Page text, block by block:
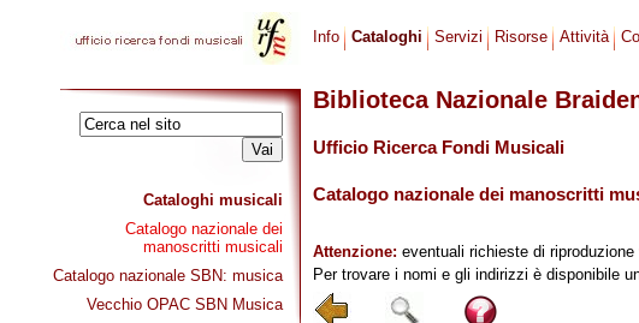
Cataloghi musicali
Catalogo nazionale dei
manoscritti musicali
Catalogo nazionale SBN: musica
Vecchio OPAC SBN Musica
Info Cataloghi Servizi Risorse Attività
Biblioteca Nazionale
Ufficio Ricerca Fondi Musicali
Catalogo nazionale dei manoscritti
Attenzione: eventuali richieste di riproduzione
Per trovare i nomi e gli indirizzi è disponibile